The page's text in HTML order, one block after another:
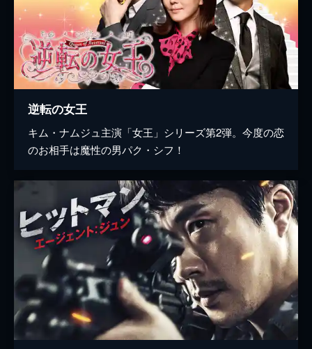
逆転の女王
キム・ナムジュ主演「女王」シリーズ第2弾。今度の恋
のお相手は魔性の男パク・シフ！